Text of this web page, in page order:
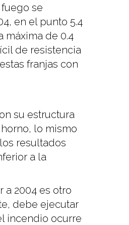
se
en el punto 5.4
máxima de 0.4
de resistencia
franjas con
su estructura
lo mismo
resultados
a la
2004 es otro
debe ejecutar
incendio ocurre